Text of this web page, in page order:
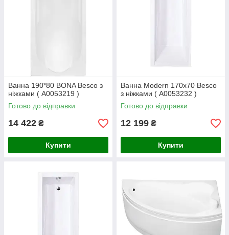
Ванна 190*80 BONA Besco з
ніжками ( А0053219 )
Готово до відправки
14 422 ₴
Купити
Ванна Modern 170x70 Besco
з ніжками ( А0053232 )
Готово до відправки
12 199 ₴
Купити